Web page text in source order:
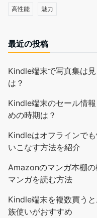
高性能 魅力
最近の投稿
Kindle端末で写真集は
は？
Kindle端末のセール情
めの時期は？
Kindleはオフラインで
いこなす方法を紹介
Amazonのマンガ本棚
マンガを読む方法
Kindle端末を複数買う
族使いがおすすめ